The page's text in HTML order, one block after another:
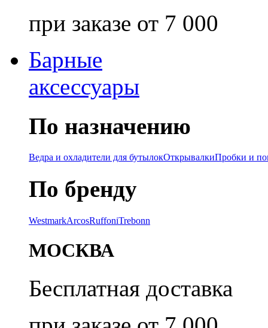
при заказе от 7 000
Барные
аксессуары
По назначению
Ведра и охладители для бутылокОткрывалкиПробки и
По бренду
WestmarkArcosRuffoniTrebonn
МОСКВА
Бесплатная доставка